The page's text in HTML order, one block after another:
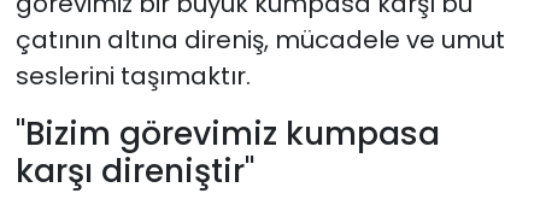
çatının altına direniş, mücadele ve umut
seslerini taşımaktır.
"Bizim görevimiz kumpasa
karşı direniştir"